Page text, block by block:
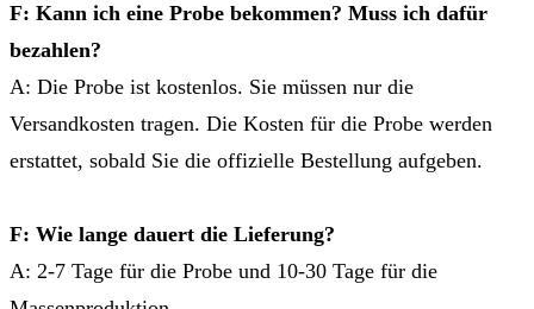
F: Kann ich eine Probe bekommen? Muss ich dafür
bezahlen?
A: Die Probe ist kostenlos. Sie müssen nur die
Versandkosten tragen. Die Kosten für die Probe werden
erstattet, sobald Sie die offizielle Bestellung aufgeben.
F: Wie lange dauert die Lieferung?
A: 2-7 Tage für die Probe und 10-30 Tage für die